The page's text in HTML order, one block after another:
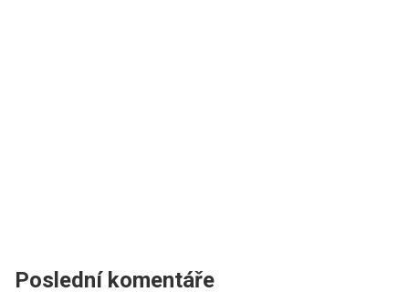
Poslední komentáře